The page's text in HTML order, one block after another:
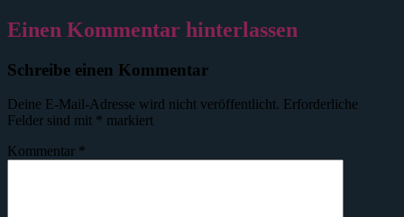
Einen Kommentar hinterlassen
Schreibe einen Kommentar
Deine E-Mail-Adresse wird nicht veröffentlicht. Erforderliche
Felder sind mit * markiert
Kommentar *